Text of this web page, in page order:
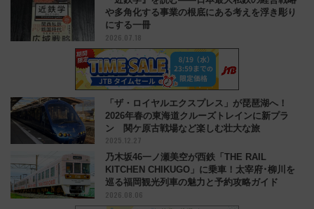
や多角化する事業の根底にある考えを浮き彫り
にする一冊
2026.07.18
「ザ・ロイヤルエクスプレス」が琵琶湖へ！
2026年春の東海道クルーズトレインに新プラ
ン 関ケ原古戦場など楽しむ壮大な旅
2025.12.27
乃木坂46一ノ瀬美空が西鉄「THE RAIL
KITCHEN CHIKUGO」に乗車！太宰府･柳川を
巡る福岡観光列車の魅力と予約攻略ガイド
2026.08.06